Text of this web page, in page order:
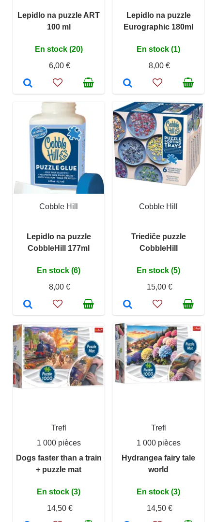
Lepidlo na puzzle ART
100 ml
En stock (20)
6,00 €
Lepidlo na puzzle
Eurographic 180ml
En stock (1)
8,00 €
Cobble Hill
Lepidlo na puzzle
CobbleHill 177ml
En stock (6)
8,00 €
Cobble Hill
Triediče puzzle
CobbleHill
En stock (5)
15,00 €
Trefl
1 000 pièces
Dogs faster than a train
+ puzzle mat
En stock (3)
14,50 €
Trefl
1 000 pièces
Hydrangea fairy tale
world
En stock (3)
14,50 €